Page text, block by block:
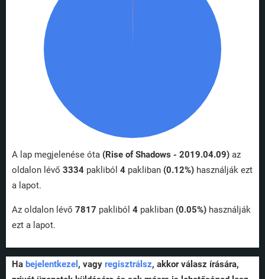
A lap megjelenése óta (Rise of Shadows - 2019.04.09) az
oldalon lévő 3334 pakliból 4 pakliban (0.12%) használják ezt
a lapot.
Az oldalon lévő 7817 pakliból 4 pakliban (0.05%) használják
ezt a lapot.
Ha bejelentkezel , vagy regisztrálsz, akkor válasz írására,